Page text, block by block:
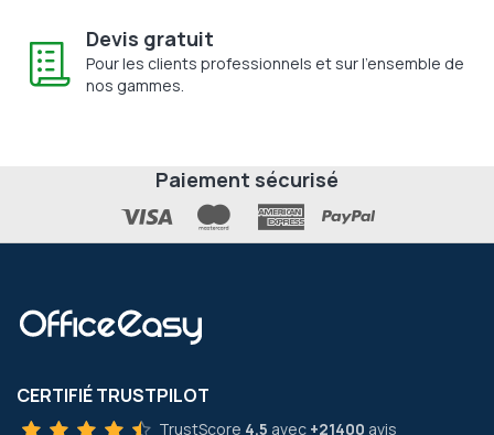
Devis gratuit
Pour les clients professionnels et sur l'ensemble de
nos gammes.
Paiement sécurisé
CERTIFIÉ TRUSTPILOT
TrustScore 4.5 avec +21400 avis